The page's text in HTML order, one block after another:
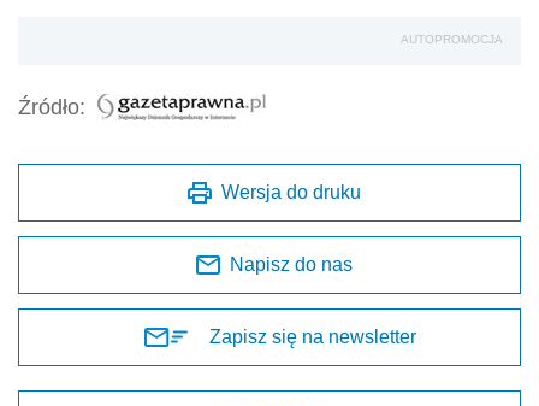
AUTOPROMOCJA
Źródło:
Wersja do druku
Napisz do nas
Zapisz się na newsletter